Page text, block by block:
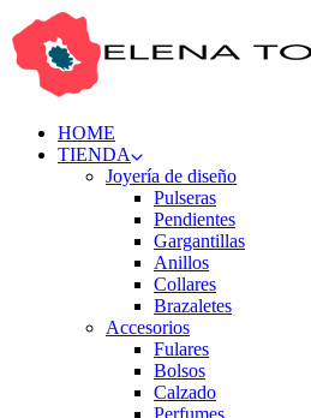
HOME
TIENDA
Joyería de diseño
Pulseras
Pendientes
Gargantillas
Anillos
Collares
Brazaletes
Accesorios
Fulares
Bolsos
Calzado
Perfumes